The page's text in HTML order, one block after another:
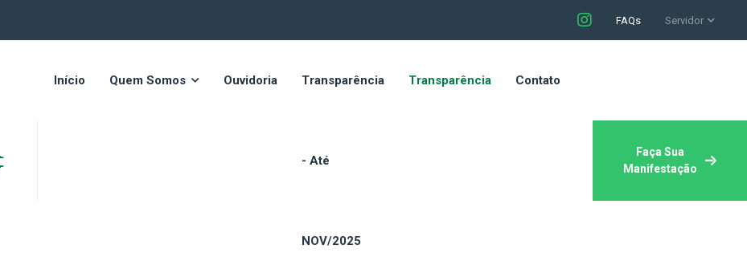
FAQs Servidor
Início Quem Somos Ouvidoria Transparência
- Até
NOV/2025
Transparência Contato
Faça Sua
Manifestação